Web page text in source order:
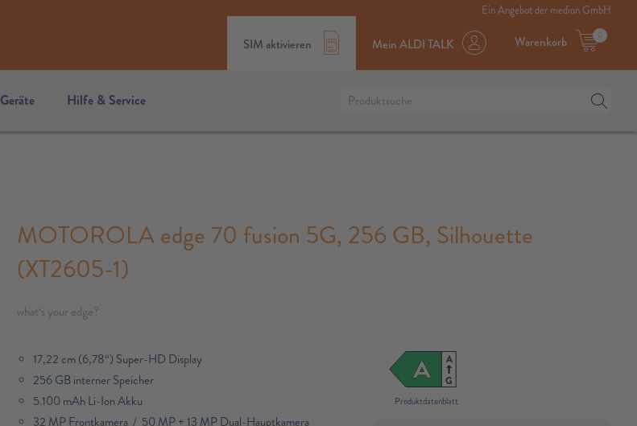
SIM aktivieren Mein ALDI TALK 0
Warenkorb
Geräte Hilfe & Service
Ein Angebot der medion GmbH
MOTOROLA edge 70 fusion 5G, 256 GB, Silhouette
(XT2605-1)
what‘s your edge?
17,22 cm (6,78“) Super-HD Display
256 GB interner Speicher
5.100 mAh Li-Ion Akku
32 MP Frontkamera / 50 MP + 13 MP Dual-Hauptkamera
A
G
A
Produktdatenblatt